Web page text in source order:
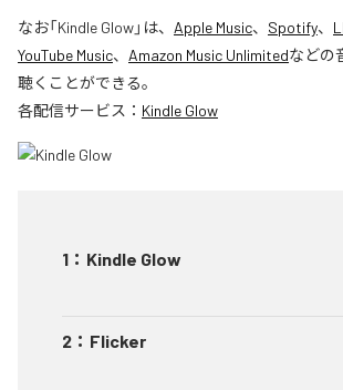
なお「Kindle Glow」は、 Apple Music、 Spotify、
YouTube Music、 Amazon Music Unlimitedなどの
聴くことができる。
各配信サービス： Kindle Glow
1 ： Kindle Glow
2 ： Flicker